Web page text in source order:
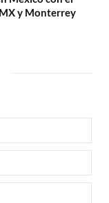
y Monterrey